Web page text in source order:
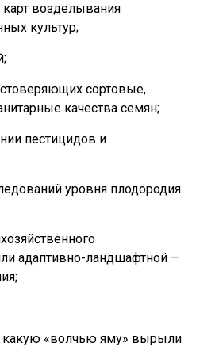
карт возделывания
культур;
сортовые,
качества семян;
пестицидов и
уровня плодородия
адаптивно-ландшафтной —
какую «волчью яму» вырыли